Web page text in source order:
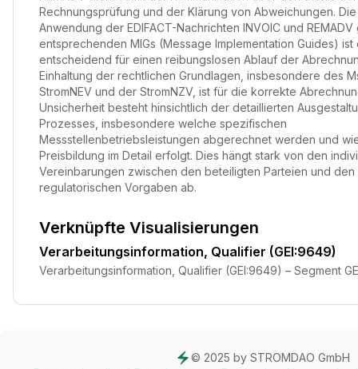
Rechnungsprüfung und der Klärung von Abweichungen.
Anwendung der EDIFACT-Nachrichten INVOIC und
entsprechenden MIGs (Message Implementation Guides) ist
entscheidend für einen reibungslosen Ablauf der
Einhaltung der rechtlichen Grundlagen, insbesondere des
StromNEV und der StromNZV, ist für die korrekte
Unsicherheit besteht hinsichtlich der detaillierten
Prozesses, insbesondere welche spezifischen
Messstellenbetriebsleistungen abgerechnet werden und
Preisbildung im Detail erfolgt. Dies hängt stark von den
Vereinbarungen zwischen den beteiligten Parteien und den
regulatorischen Vorgaben ab.
Verknüpfte Visualisierungen
Verarbeitungsinformation, Qualifier (GEI:9649)
Verarbeitungsinformation, Qualifier (GEI:9649) – Segment
© 2025 by STROMDAO GmbH